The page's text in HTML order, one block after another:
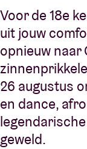
Voor de 18e
uit jouw
opnieuw naar
26 augustus
en dance,
geweld.